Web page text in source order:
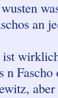
an
ist
n